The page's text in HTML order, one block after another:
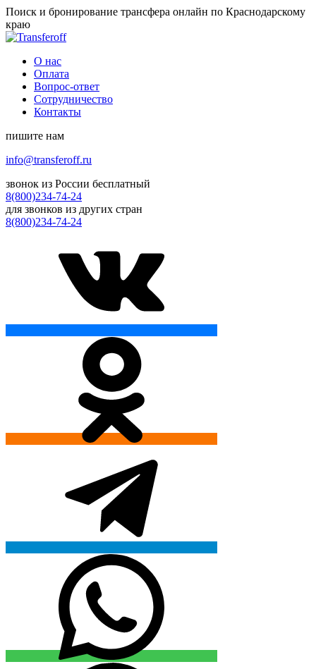
Поиск и бронирование трансфера онлайн по Краснодарскому
краю
О нас
Оплата
Вопрос-ответ
Сотрудничество
Контакты
пишите нам
info@transferoff.ru
звонок из России бесплатный
8(800)234-74-24
для звонков из других стран
8(800)234-74-24